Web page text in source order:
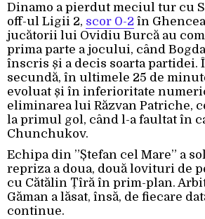
Dinamo a pierdut meciul tur cu
off-ul Ligii 2, scor 0-2 în
jucătorii lui Ovidiu Burcă au
prima parte a jocului, când
înscris și a decis soarta partidei.
secundă, în ultimele 25 de
evoluat și în inferioritate
eliminarea lui Răzvan Patriche,
la primul gol, când l-a faultat în
Chunchukov.
Echipa din ”Ștefan cel Mare” a
repriza a doua, două lovituri de
cu Cătălin Țîră în prim-plan.
Găman a lăsat, însă, de fiecare
continue.